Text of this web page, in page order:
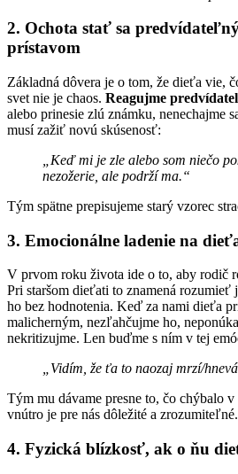
2. Ochota stať sa
prístavom
Základná dôvera je o tom, že dieťa vie,
svet nie je chaos. Reagujme
alebo prinesie zlú známku, nenechajme
musí zažiť novú skúsenosť:
„Keď mi je zle alebo som niečo
nezožerie, ale podrží ma.“
Tým spätne prepisujeme starý vzorec
3. Emocionálne ladenie na
V prvom roku života ide o to, aby rodič
Pri staršom dieťati to znamená rozumieť
ho bez hodnotenia. Keď za nami dieťa
malicherným, nezľahčujme ho,
nekritizujme. Len buďme s ním v tej
„Vidím, že ťa to naozaj mrzí/
Tým mu dávame presne to, čo chýbalo
vnútro je pre nás dôležité a zrozumiteľné.
4. Fyzická blízkosť, ak o ňu